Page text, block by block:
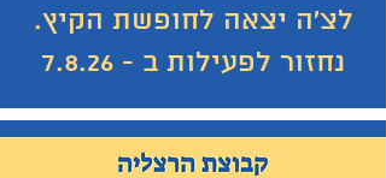
לצ'ה יצאה לחופשת הקיץ.
נחזור לפעילות ב - 7.8.26